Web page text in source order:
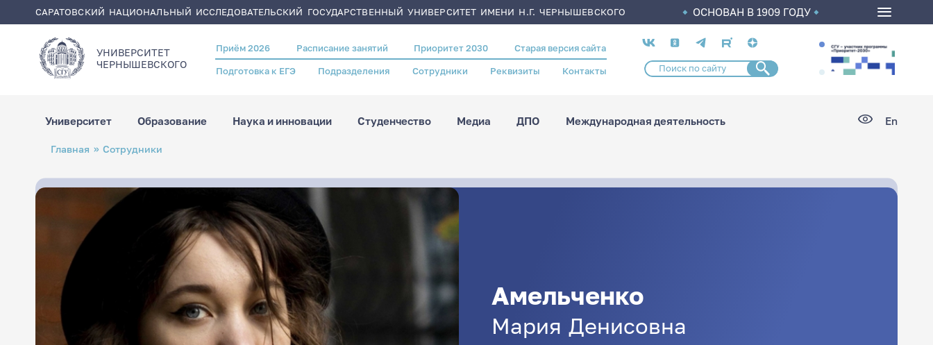
САРАТОВСКИЙ НАЦИОНАЛЬНЫЙ ИССЛЕДОВАТЕЛЬСКИЙ ГОСУДАРСТВЕННЫЙ УНИВЕРСИТЕТ ИМЕНИ Н.Г. ЧЕРНЫШЕВСКОГО ОСНОВАН В 1909 ГОДУ
УНИВЕРСИТЕТ
ЧЕРНЫШЕВСКОГO
Header
menu
Приём 2026 Расписание занятий Приоритет 2030 Старая версия сайта
Подготовка к ЕГЭ Подразделения Сотрудники Реквизиты Контакты
Социальные
сети
Университет Образование Наука и инновации Студенчество Медиа ДПО Международная деятельность En
Строка
навигации
Главная Сотрудники
Амельченко
Мария Денисовна